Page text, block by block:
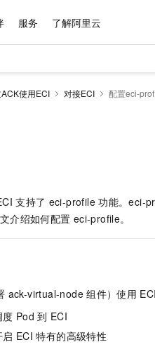
服务 了解阿里云
使用ECI 对接ECI 配置eci-
支持了 eci-profile 功能。eci-
介绍如何配置 eci-profile。
ack-virtual-node 组件）使用 ECI
度 Pod 到 ECI
ECI 特有的高级特性
Kimi-K3 NEW
1M上下文，专为长程任务能力而生
人工智能平台 PAI 大模型
一站式AI开发、训练和推理服务
提供一站式管理容器应用的 K8s 服务
5 分钟轻松部署专属 QwenPaw
AI 特惠
Token Plan 模型订阅计划
Qwen3.8-Max 首发尝鲜，限时加量 10
送.CN域名，送备案服务码
Night Plan 支持 Qwen 3.8-Max
夜间 5 折，Qwen/Meoo/TokenPlan 客户
价格计算器
自助选配和估算价格
数据与 API
OCR 文字识别
企业应用
成为产品伙伴
企业增值服务
企业成长
服务实践
最佳实践
看见新力量